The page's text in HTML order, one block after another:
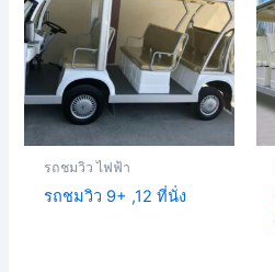
รถชมวิว ไฟฟ้า
รถชมวิว 9+ ,12 ที่นั่ง